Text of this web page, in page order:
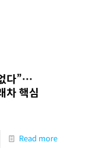
다”…
차 핵심
Read more